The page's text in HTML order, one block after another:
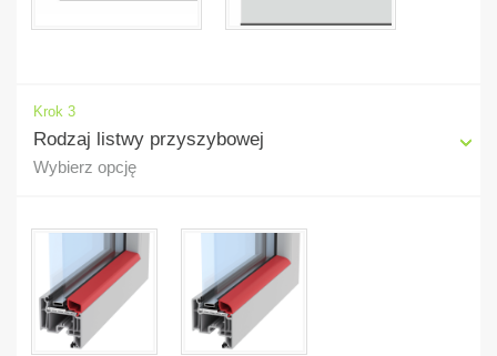
Krok 3
Rodzaj listwy przyszybowej
Wybierz opcję